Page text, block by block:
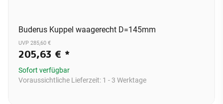
Buderus Kuppel waagerecht D=145mm
UVP 285,60 €
205,63 € *
Sofort verfügbar
Voraussichtliche Lieferzeit: 1 - 3 Werktage